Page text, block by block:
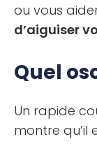
ou vous
d’aiguiser
Quel
Un rapide
montre qu’il